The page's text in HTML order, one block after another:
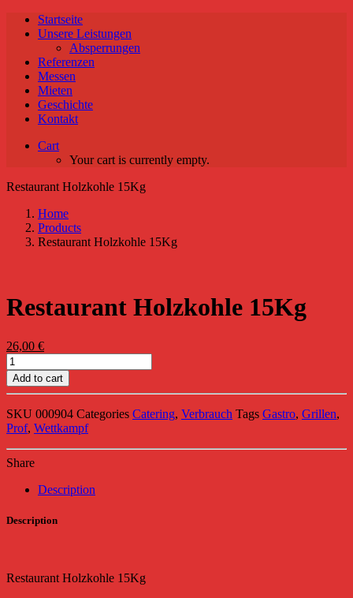
Startseite
Unsere Leistungen
Absperrungen
Referenzen
Messen
Mieten
Geschichte
Kontakt
Cart
Your cart is currently empty.
Restaurant Holzkohle 15Kg
Home
Products
Restaurant Holzkohle 15Kg
Restaurant Holzkohle 15Kg
26,00 €
Restaurant
Holzkohle
15Kg
Add to cart
SKU 000904 Categories Catering, Verbrauch Tags Gastro, Grillen,
Prof, Wettkampf
Share
Description
Description
Restaurant Holzkohle 15Kg